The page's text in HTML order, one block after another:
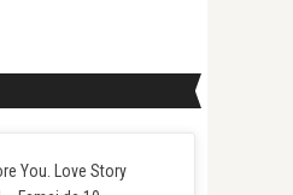
You. Love Story